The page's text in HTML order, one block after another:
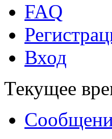
FAQ
Вход
Текущее